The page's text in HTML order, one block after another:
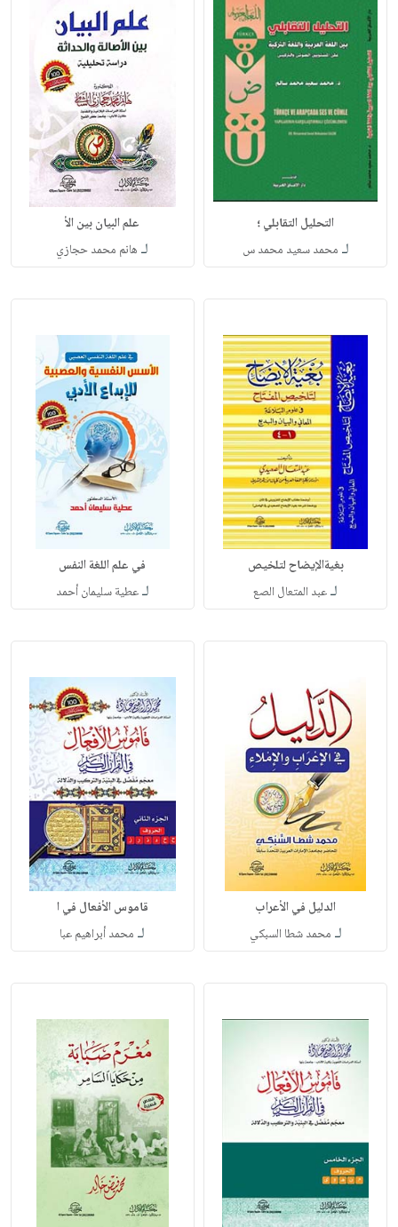
التحليل التقابلي ؛
لـ محمد سعيد محمد س
علم البيان بين الأ
لـ هانم محمد حجازي
بغيةالإيضاح لتلخيص
لـعبد المتعال الصع
في علم اللغة النفس
لـعطية سليمان أحمد
الدليل في الأعراب
لـ محمد شطا السبكي
قاموس الأفعال في ا
لـ محمد أبراهيم عبا